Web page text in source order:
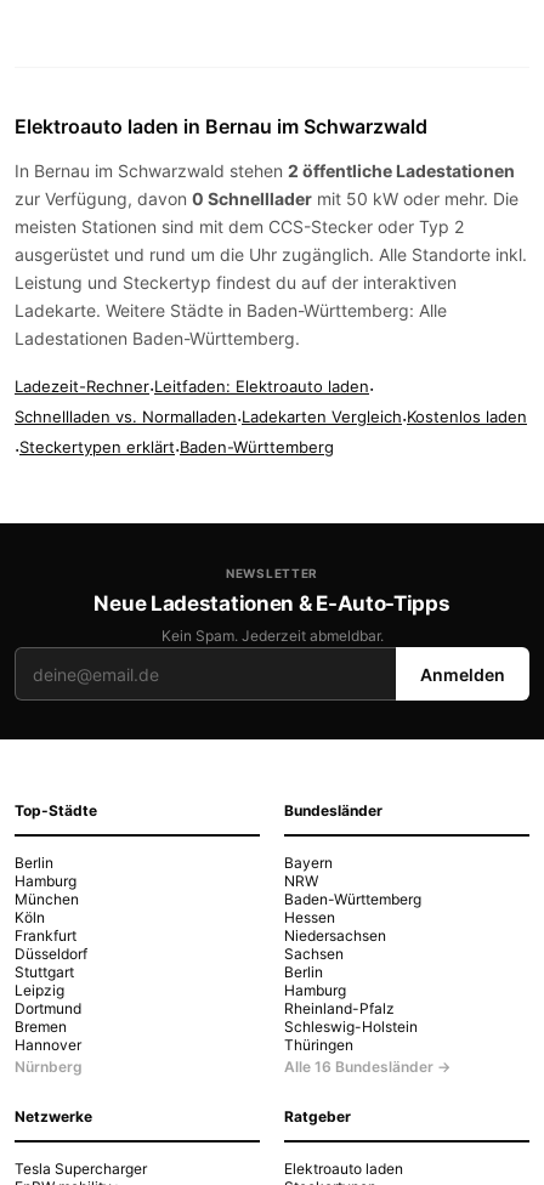
Elektroauto laden in Bernau im Schwarzwald
In Bernau im Schwarzwald stehen 2 öffentliche Ladestationen
zur Verfügung, davon 0 Schnelllader mit 50 kW oder mehr. Die
meisten Stationen sind mit dem CCS-Stecker oder Typ 2
ausgerüstet und rund um die Uhr zugänglich. Alle Standorte inkl.
Leistung und Steckertyp findest du auf der interaktiven
Ladekarte. Weitere Städte in Baden-Württemberg: Alle
Ladestationen Baden-Württemberg.
Ladezeit-Rechner·Leitfaden: Elektroauto laden·
Schnellladen vs. Normalladen·Ladekarten Vergleich·Kostenlos laden
·Steckertypen erklärt·Baden-Württemberg
NEWSLETTER
Neue Ladestationen & E-Auto-Tipps
Kein Spam. Jederzeit abmeldbar.
Anmelden
Top-Städte
Berlin
Hamburg
München
Köln
Frankfurt
Düsseldorf
Stuttgart
Leipzig
Dortmund
Bremen
Hannover
Nürnberg
Bundesländer
Bayern
NRW
Baden-Württemberg
Hessen
Niedersachsen
Sachsen
Berlin
Hamburg
Rheinland-Pfalz
Schleswig-Holstein
Thüringen
Alle 16 Bundesländer →
Netzwerke
Tesla Supercharger
Ratgeber
Elektroauto laden